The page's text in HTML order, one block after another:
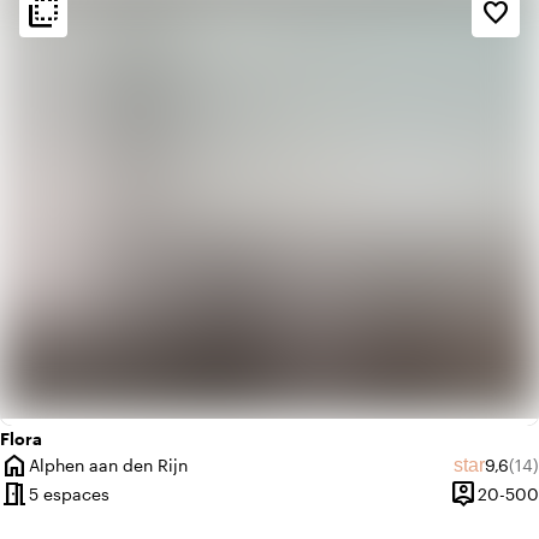
Flora
home
Ville
Alphen aan den Rijn starNote
9,6(14)
meeting_room5 espaces person_pin
Capacité
20-500
flip_to_back favorite_border
flip_to_back
info
Classique